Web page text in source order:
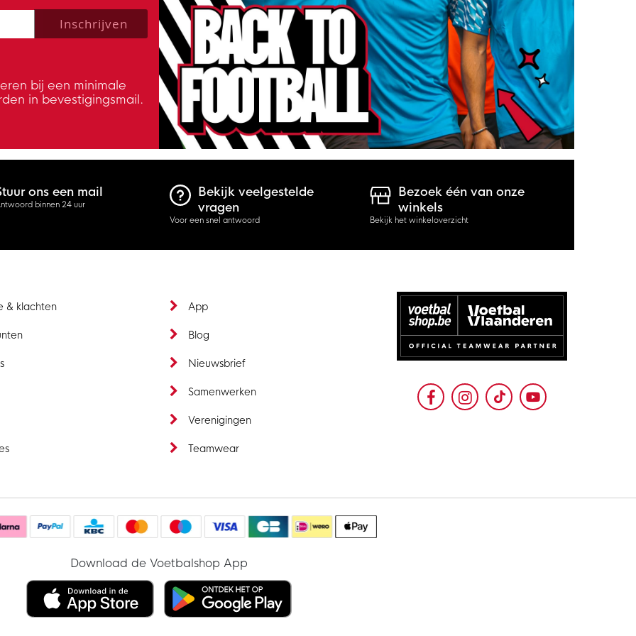
Inschrijven
bij een minimale
in bevestigingsmail.
ons een mail
binnen 24 uur
Bekijk veelgestelde
vragen
Voor een snel antwoord
Bezoek één van onze
winkels
Bekijk het winkeloverzicht
& klachten App
Blog
Nieuwsbrief
Samenwerken
Verenigingen
Teamwear
Download de Voetbalshop App